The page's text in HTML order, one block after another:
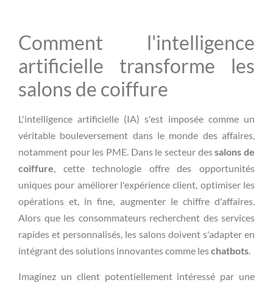
Comment l'intelligence
artificielle transforme les
salons de coiffure
L'intelligence artificielle (IA) s'est imposée comme un
véritable bouleversement dans le monde des affaires,
notamment pour les PME. Dans le secteur dessalons de
coiffure, cette technologie offre des opportunités
uniques pour améliorer l'expérience client, optimiser les
opérations et, in fine, augmenter le chiffre d'affaires.
Alors que les consommateurs recherchent des services
rapides et personnalisés, les salons doivent s'adapter en
intégrant des solutions innovantes comme leschatbots.
Imaginez un client potentiellement intéressé par une